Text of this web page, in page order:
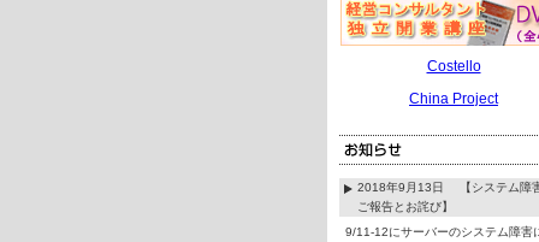
Costello
China Project
2018年9月13日 【システム障
ご報告とお詫び】
9/11-12にサーバーのシステム障害